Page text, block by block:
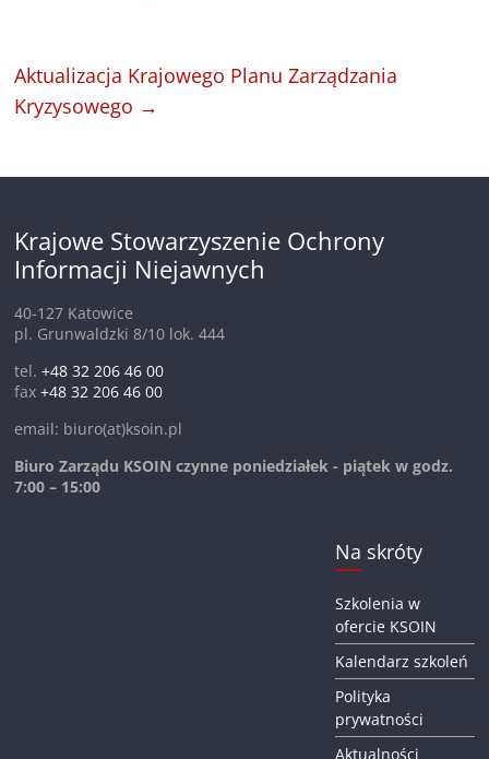
Aktualizacja Krajowego Planu Zarządzania
Kryzysowego →
Krajowe Stowarzyszenie Ochrony
Informacji Niejawnych
40-127 Katowice
pl. Grunwaldzki 8/10 lok. 444
tel.+48 32 206 46 00
fax+48 32 206 46 00
email: biuro(at)ksoin.pl
Biuro Zarządu KSOIN czynne poniedziałek - piątek w godz.
7:00 – 15:00
Na skróty
Szkolenia w
ofercie KSOIN
Kalendarz szkoleń
Polityka
prywatności
Aktualności